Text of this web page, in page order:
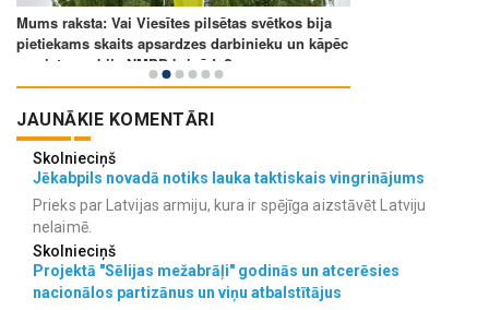
JAUNĀKIE KOMENTĀRI
Skolnieciņš
Jēkabpils novadā notiks lauka taktiskais vingrinājums
Prieks par Latvijas armiju, kura ir spējīga aizstāvēt Latviju
nelaimē.
Skolnieciņš
Projektā "Sēlijas mežabrāļi" godinās un atcerēsies
nacionālos partizānus un viņu atbalstītājus